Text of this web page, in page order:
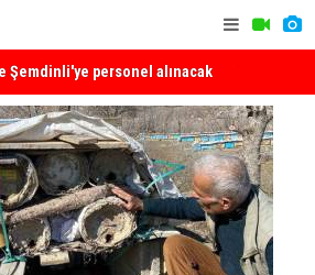
Yangınlara Karşı Duyarlılık